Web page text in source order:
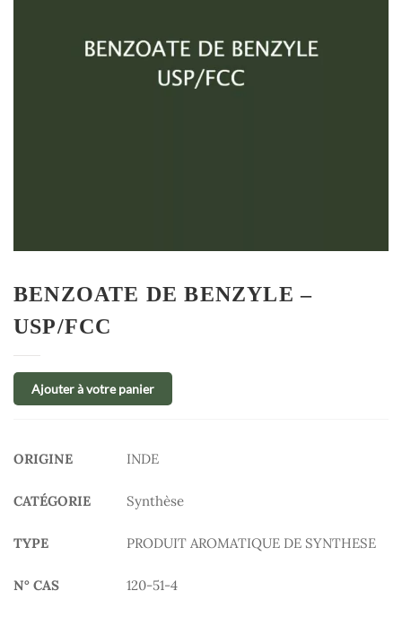
BENZOATE DE BENZYLE –
USP/FCC
Ajouter à votre panier
ORIGINE INDE
CATÉGORIE Synthèse
TYPE PRODUIT AROMATIQUE DE SYNTHESE
N° CAS 120-51-4